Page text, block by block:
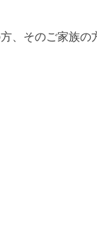
そのご家族の